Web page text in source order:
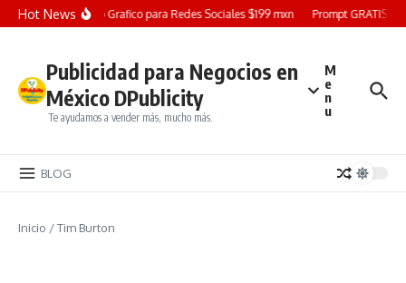
Saltar al contenido
Hot NewsDiseño Grafico para Redes Sociales $199 mxn Prompt GRATIS:
Publicidad para Negocios en
México DPublicity
Te ayudamos a vender más, mucho más.
M
e
n
u
BLOG
Inicio /Tim Burton